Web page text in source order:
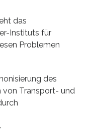
das
Instituts für
Problemen
des
von Transport- und